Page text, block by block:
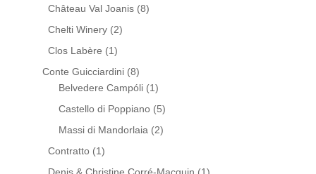
Château Val Joanis(8)
Chelti Winery(2)
Clos Labère (1)
Conte Guicciardini(8)
Belvedere Campóli(1)
Castello di Poppiano(5)
Massi di Mandorlaia (2)
Contratto(1)